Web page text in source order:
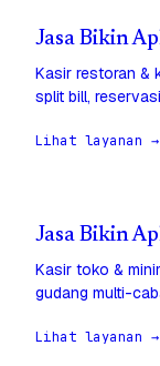
Jasa Bikin
Kasir restoran &
split bill,
Lihat layanan →
Jasa Bikin
Kasir toko &
gudang multi-
Lihat layanan →